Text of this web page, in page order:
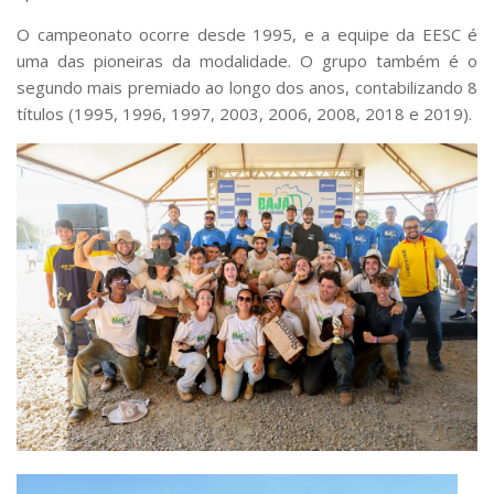
O campeonato ocorre desde 1995, e a equipe da EESC é
uma das pioneiras da modalidade. O grupo também é o
segundo mais premiado ao longo dos anos, contabilizando 8
títulos (1995, 1996, 1997, 2003, 2006, 2008, 2018 e 2019).